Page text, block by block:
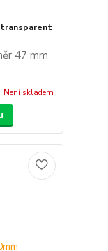
transparent
47 mm
Není skladem